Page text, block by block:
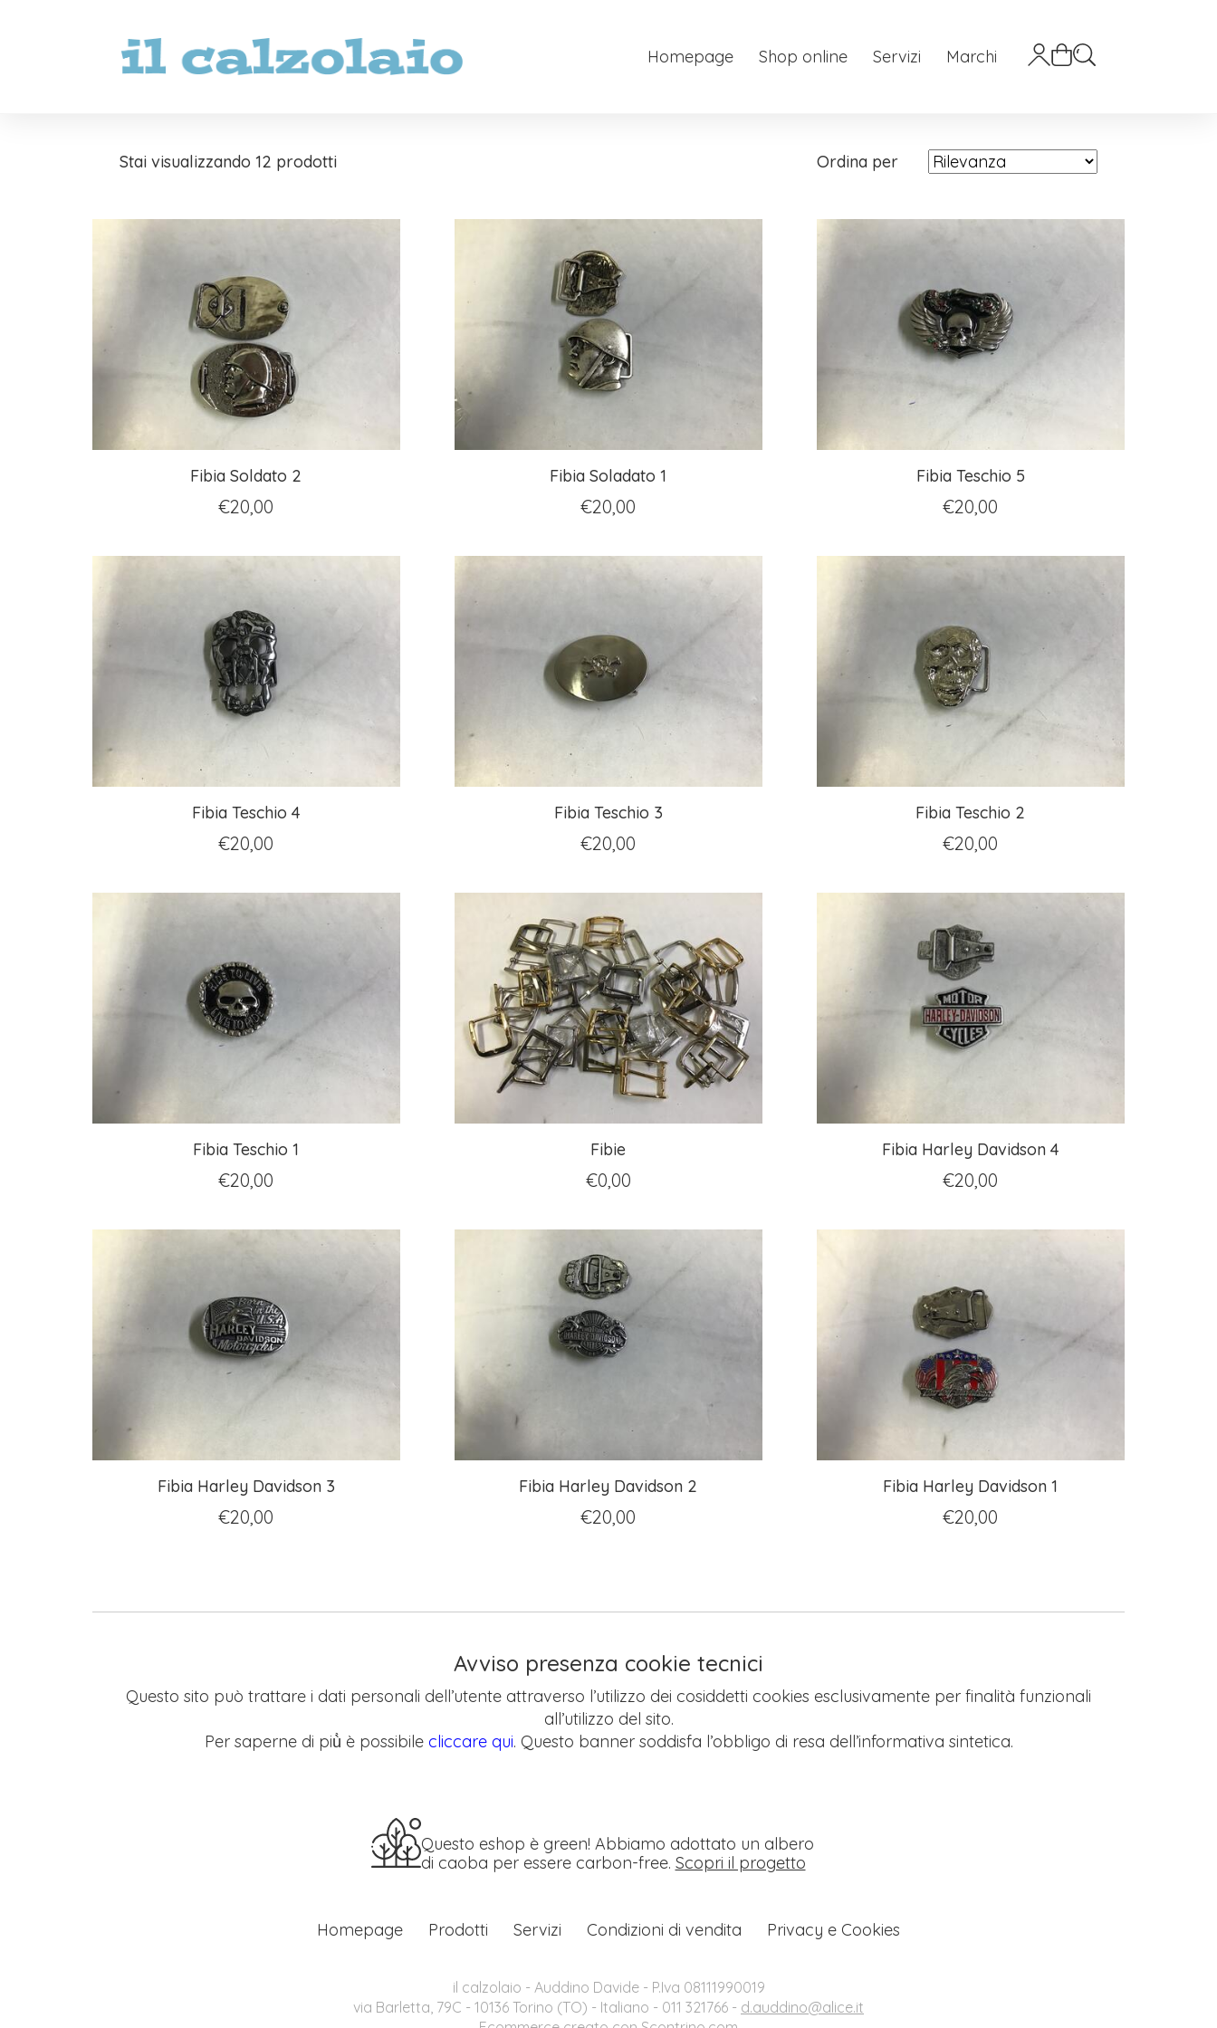
Homepage Shop online Servizi Marchi
Stai visualizzando 12 prodotti Ordina per
Fibia Soldato 2
€20,00
Fibia Soladato 1
€20,00
Fibia Teschio 5
€20,00
Fibia Teschio 4
€20,00
Fibia Teschio 3
€20,00
Fibia Teschio 2
€20,00
Fibia Teschio 1
€20,00
Fibie
€0,00
Fibia Harley Davidson 4
€20,00
Fibia Harley Davidson 3
€20,00
Fibia Harley Davidson 2
€20,00
Fibia Harley Davidson 1
€20,00
Avviso presenza cookie tecnici
Questo sito può trattare i dati personali dell’utente attraverso l’utilizzo dei cosiddetti cookies esclusivamente per finalità funzionali
all’utilizzo del sito.
Per saperne di più̀ è possibile cliccare qui. Questo banner soddisfa l’obbligo di resa dell’informativa sintetica.
Questo eshop è green! Abbiamo adottato un albero
di caoba per essere carbon-free. Scopri il progetto
Homepage Prodotti Servizi Condizioni di vendita Privacy e Cookies
il calzolaio - Auddino Davide - P.Iva 08111990019
via Barletta, 79C - 10136 Torino (TO) - Italiano - 011 321766 - d.auddino@alice.it